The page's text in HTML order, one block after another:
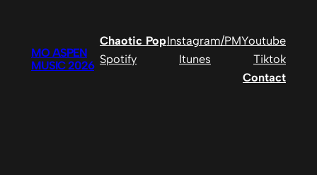
contentMO ASPEN
MUSIC 2026
Chaotic PopInstagram/PMYoutube
Spotify
Itunes
Tiktok
Contact